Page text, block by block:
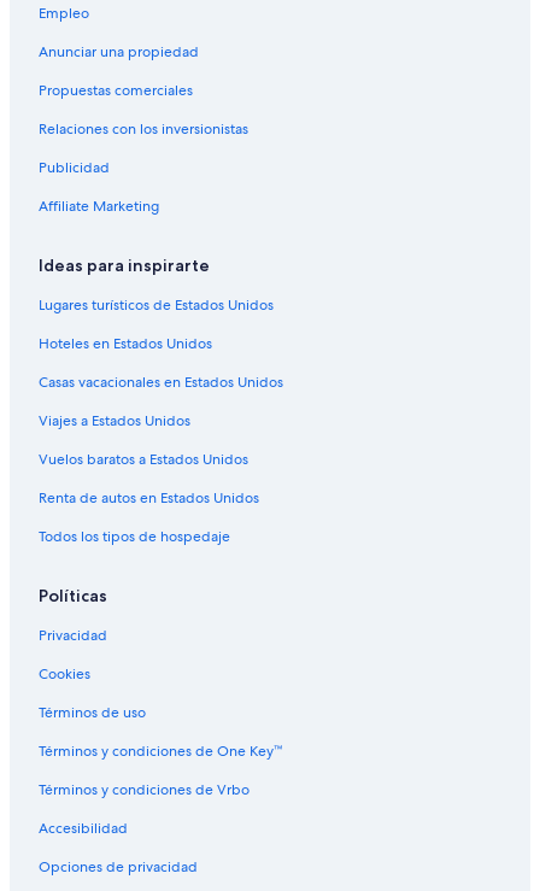
Argentina
Hoteles cerca de Estación de metro Bolívar
Hoteles 3 estrellas en La Boca
Hoteles cerca de Manzana de las Luces
Empleo
Anunciar una propiedad
Propuestas comerciales
Relaciones con los inversionistas
Publicidad
Affiliate Marketing
Ideas para inspirarte
Lugares turísticos de Estados Unidos
Hoteles en Estados Unidos
Casas vacacionales en Estados Unidos
Viajes a Estados Unidos
Vuelos baratos a Estados Unidos
Renta de autos en Estados Unidos
Todos los tipos de hospedaje
Políticas
Privacidad
Cookies
Términos de uso
Términos y condiciones de One Key™
Términos y condiciones de Vrbo
Accesibilidad
Opciones de privacidad